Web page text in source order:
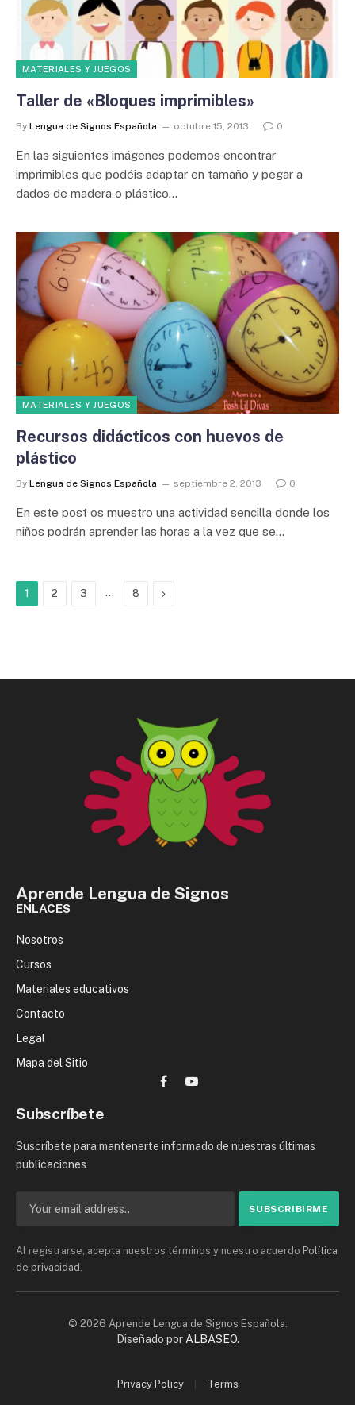
MATERIALES Y JUEGOS
Taller de «Bloques imprimibles»
By Lengua de Signos Española octubre 15, 2013 0
En las siguientes imágenes podemos encontrar
imprimibles que podéis adaptar en tamaño y pegar a
dados de madera o plástico…
MATERIALES Y JUEGOS
Recursos didácticos con huevos de
plástico
By Lengua de Signos Española septiembre 2, 2013 0
En este post os muestro una actividad sencilla donde los
niños podrán aprender las horas a la vez que se…
1 2 3 … 8 Next
Aprende Lengua de Signos
ENLACES
Nosotros
Cursos
Materiales educativos
Contacto
Legal
Mapa del Sitio
FacebookYouTube
Subscríbete
Suscríbete para mantenerte informado de nuestras últimas
publicaciones
Al registrarse, acepta nuestros términos y nuestro acuerdo Política
de privacidad .
© 2026 Aprende Lengua de Signos Española.
Diseñado porALBASEO.
Privacy Policy Terms